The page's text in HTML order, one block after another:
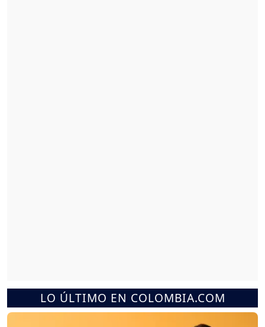
LO ÚLTIMO EN COLOMBIA.COM